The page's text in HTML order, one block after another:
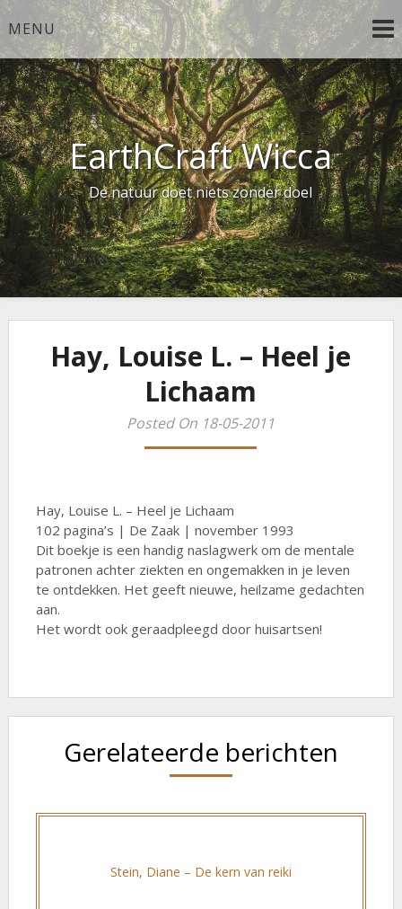
Ga
naar
de
inhoud
MENU
EarthCraft Wicca
De natuur doet niets zonder doel
Hay, Louise L. – Heel je
Lichaam
Posted On 18-05-2011
Hay, Louise L. – Heel je Lichaam
102 pagina’s | De Zaak | november 1993
Dit boekje is een handig naslagwerk om de mentale
patronen achter ziekten en ongemakken in je leven
te ontdekken. Het geeft nieuwe, heilzame gedachten
aan.
Het wordt ook geraadpleegd door huisartsen!
Gerelateerde berichten
Stein, Diane – De kern van reiki